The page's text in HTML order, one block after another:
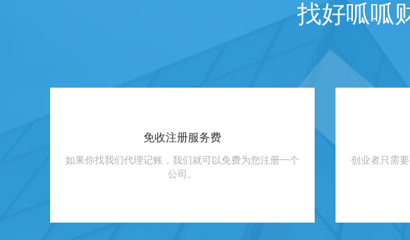
找好呱呱
免收注册服务费
如果你找我们代理记账，我们就可以免费为您注册一个
公司。
创业者只需